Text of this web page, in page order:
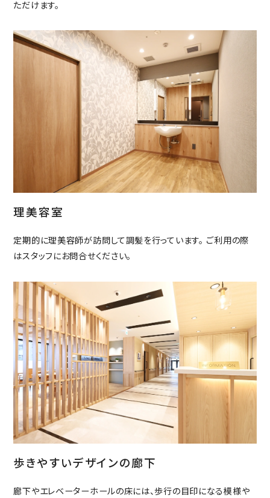
ただけます。
理美容室
定期的に理美容師が訪問して調髪を行っています。 ご利用の際
はスタッフにお問合せください。
歩きやすいデザインの廊下
廊下やエレベーターホールの床には、歩行の目印になる模様や